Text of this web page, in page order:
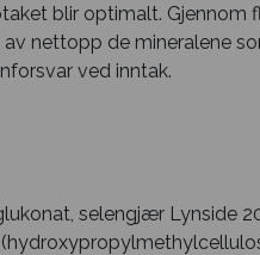
blir optimalt. Gjennom
nettopp de mineralene
ved inntak.
selengjær Lynside